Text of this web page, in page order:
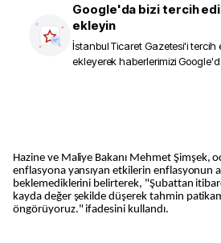
Google'da bizi tercih
ekleyin
İstanbul Ticaret Gazetesi'i tercih
ekleyerek haberlerimizi
Hazine ve Maliye Bakanı Mehmet Şimşek,
enflasyona yansıyan etkilerin enflasyonun
beklemediklerini belirterek, "Şubattan
kayda değer şekilde düşerek tahmin
öngörüyoruz." ifadesini kullandı.